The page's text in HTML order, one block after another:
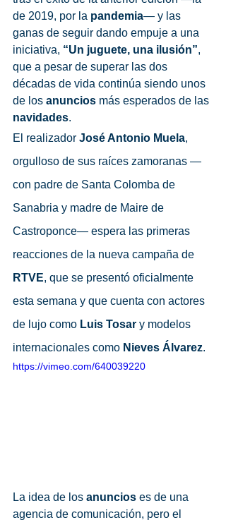
de 2019, por la pandemia— y las
ganas de seguir dando empuje a una
iniciativa, “Un juguete, una ilusión”,
que a pesar de superar las dos
décadas de vida continúa siendo unos
de los anuncios más esperados de las
navidades.
El realizador José Antonio Muela,
orgulloso de sus raíces zamoranas —
con padre de Santa Colomba de
Sanabria y madre de Maire de
Castroponce— espera las primeras
reacciones de la nueva campaña de
RTVE, que se presentó oficialmente
esta semana y que cuenta con actores
de lujo como Luis Tosar y modelos
internacionales como Nieves Álvarez.
https://vimeo.com/640039220
La idea de los anuncios es de una
agencia de comunicación, pero el